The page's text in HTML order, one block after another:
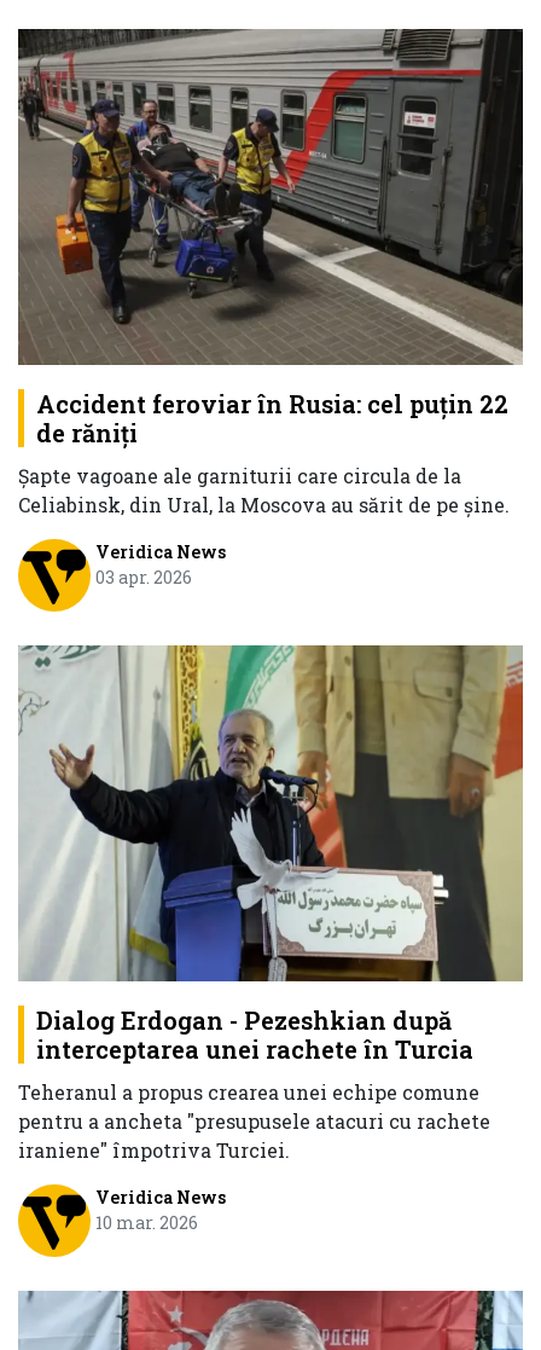
Accident feroviar în Rusia: cel puțin 22
de răniţi
Șapte vagoane ale garniturii care circula de la
Celiabinsk, din Ural, la Moscova au sărit de pe şine.
Veridica News
03 apr. 2026
Dialog Erdogan - Pezeshkian după
interceptarea unei rachete în Turcia
Teheranul a propus crearea unei echipe comune
pentru a ancheta "presupusele atacuri cu rachete
iraniene" împotriva Turciei.
Veridica News
10 mar. 2026